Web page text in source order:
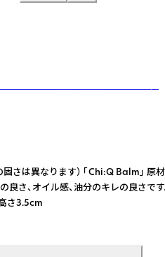
ります） 「Chi:Q Balm」
オイル感、油分のキレの良
さ3.5cm